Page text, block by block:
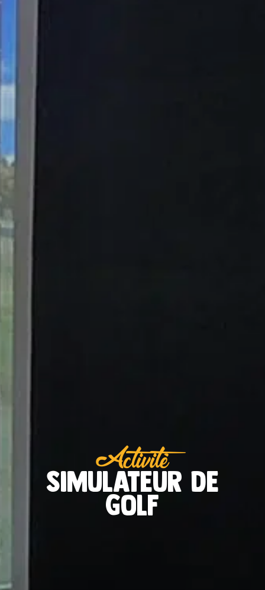
Activité
Simulateur de
golf